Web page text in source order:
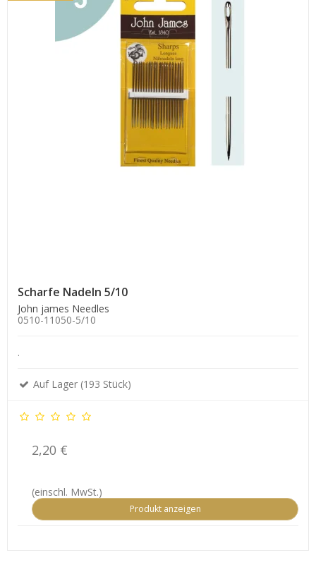
Scharfe Nadeln 5/10
John james Needles
0510-11050-5/10
.
Auf Lager (193 Stück)
2,20 €
(einschl. MwSt.)
Produkt anzeigen